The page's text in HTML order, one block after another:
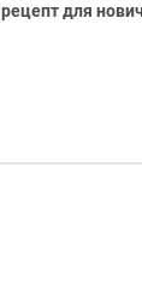
рецепт для